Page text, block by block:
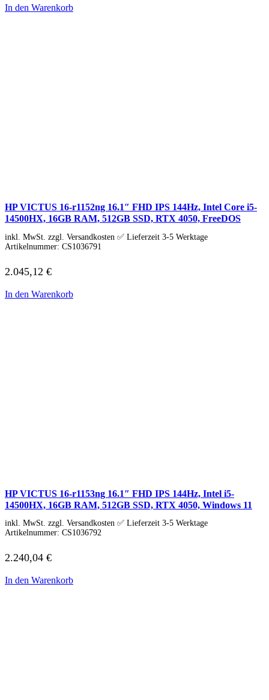
Tablet Zubehör
Tolino
In den Warenkorb
HP VICTUS 16-r1152ng 16.1″ FHD IPS 144Hz, Intel Core i5-
14500HX, 16GB RAM, 512GB SSD, RTX 4050, FreeDOS
inkl. MwSt. zzgl. Versandkosten ✅ Lieferzeit 3-5 Werktage
Artikelnummer: CS1036791
2.045,12 €
In den Warenkorb
HP VICTUS 16-r1153ng 16.1″ FHD IPS 144Hz, Intel i5-
14500HX, 16GB RAM, 512GB SSD, RTX 4050, Windows 11
inkl. MwSt. zzgl. Versandkosten ✅ Lieferzeit 3-5 Werktage
Artikelnummer: CS1036792
2.240,04 €
In den Warenkorb